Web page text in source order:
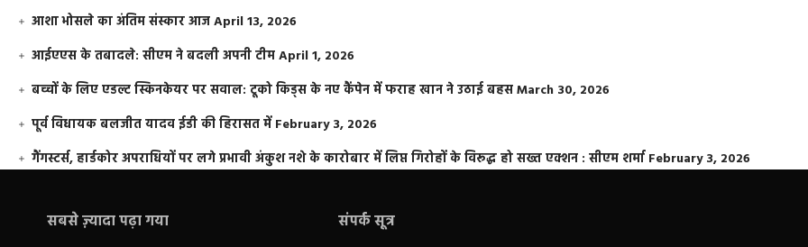
आशा भोसले का अंतिम संस्कार आजApril 13, 2026
आईएएस के तबादले: सीएम ने बदली अपनी टीमApril 1, 2026
बच्चों के लिए एडल्ट स्किनकेयर पर सवाल: टूको किड्स के नए कैंपेन में फराह खान ने उठाई बहसMarch 30, 2026
पूर्व विधायक बलजीत यादव ईडी की हिरासत में February 3, 2026
गैंगस्टर्स, हार्डकोर अपराधियों पर लगे प्रभावी अंकुश नशे के कारोबार में लिप्त गिरोहों के विरूद्ध हो सख्त एक्शन : सीएम शर्मा February 3, 2026
सबसे ज़्यादा पढ़ा गया संपर्क सूत्र